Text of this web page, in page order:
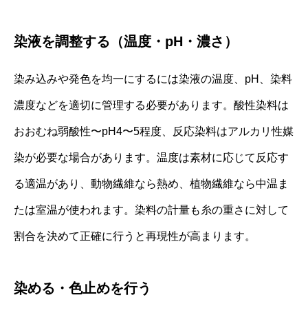
染液を調整する（温度・pH・濃さ）
染み込みや発色を均一にするには染液の温度、pH、染料
濃度などを適切に管理する必要があります。酸性染料は
おおむね弱酸性〜pH4〜5程度、反応染料はアルカリ性媒
染が必要な場合があります。温度は素材に応じて反応す
る適温があり、動物繊維なら熱め、植物繊維なら中温ま
たは室温が使われます。染料の計量も糸の重さに対して
割合を決めて正確に行うと再現性が高まります。
染める・色止めを行う